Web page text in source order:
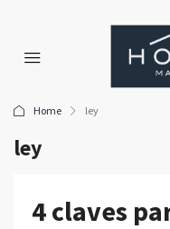
Home ley
ley
4 claves